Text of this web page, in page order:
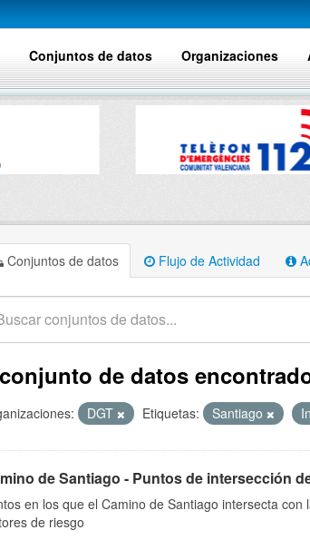
Conjuntos de datos Organizaciones
Conjuntos de datos Flujo de Actividad
de datos
DGT Etiquetas: Santiago
de Santiago - Puntos de intersección
en los que el Camino de Santiago intersecta
de riesgo